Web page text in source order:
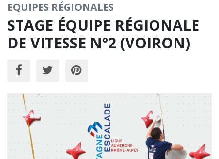
EQUIPES RÉGIONALES
STAGE ÉQUIPE RÉGIONALE
DE VITESSE N°2 (VOIRON)